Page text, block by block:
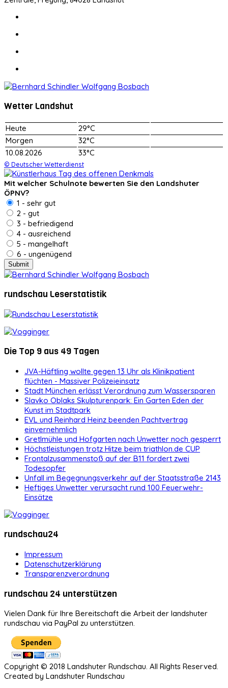
Wetter Landshut
Heute
29°C
Morgen
32°C
10.08.2026
33°C
© Deutscher Wetterdienst
Mit welcher Schulnote bewerten Sie den Landshuter
ÖPNV?
1 - sehr gut
2 - gut
3 - befriedigend
4 - ausreichend
5 - mangelhaft
6 - ungenügend
rundschau Leserstatistik
Die Top 9 aus 49 Tagen
JVA-Häftling wollte gegen 13 Uhr als Klinikpatient
flüchten - Massiver Polizeieinsatz
Stadt München erlässt Verordnung zum Wassersparen
Slavko Oblaks Skulpturenpark: Ein Garten Eden der
Kunst im Stadtpark
EVL und Reinhard Heinz beenden Pachtvertrag
einvernehmlich
Gretlmühle und Hofgarten nach Unwetter noch gesperrt
Höchstleistungen trotz Hitze beim triathlon.de CUP
Frontalzusammenstoß auf der B11 fordert zwei
Todesopfer
Unfall im Begegnungsverkehr auf der Staatsstraße 2143
Heftiges Unwetter verursacht rund 100 Feuerwehr-
Einsätze
rundschau24
Impressum
Datenschutzerklärung
Transparenzverordnung
rundschau 24 unterstützen
Vielen Dank für Ihre Bereitschaft die Arbeit der landshuter
rundschau via PayPal zu unterstützen.
Copyright © 2018 Landshuter Rundschau. All Rights Reserved.
Created by Landshuter Rundschau